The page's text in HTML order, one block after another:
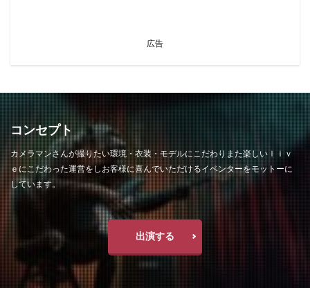
広告
コンセプト
カメラマンさんが撮りたい環境・衣装・モデルにこだわりまた楽しいｌｉｖ
ｅにこだわった運営をしお客様に喜んでいただけるイベンターをモットーに
しています。
出演する